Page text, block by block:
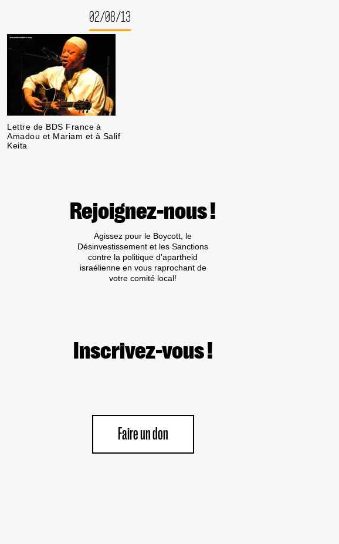
02/08/13
Lettre de BDS France à
Amadou et Mariam et à Salif
Keita
Rejoignez-nous !
Agissez pour le Boycott, le
Désinvestissement et les Sanctions
contre la politique d'apartheid
israélienne en vous raprochant de
votre comité local!
Inscrivez-vous !
Faire un don